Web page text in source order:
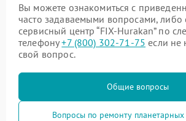
Вы можете ознакомиться с
часто задаваемыми вопросами, либо
сервисный центр “FIX-Hurakan” по
телефону+7 (800) 302-71-75 если не
свой вопрос.
Общие вопросы
Вопросы по ремонту